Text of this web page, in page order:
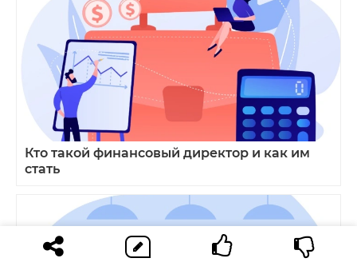
Кто такой финансовый директор и как им
стать